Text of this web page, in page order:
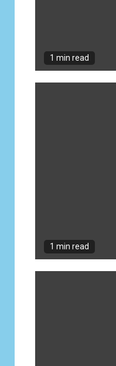
1 min read
1 min read